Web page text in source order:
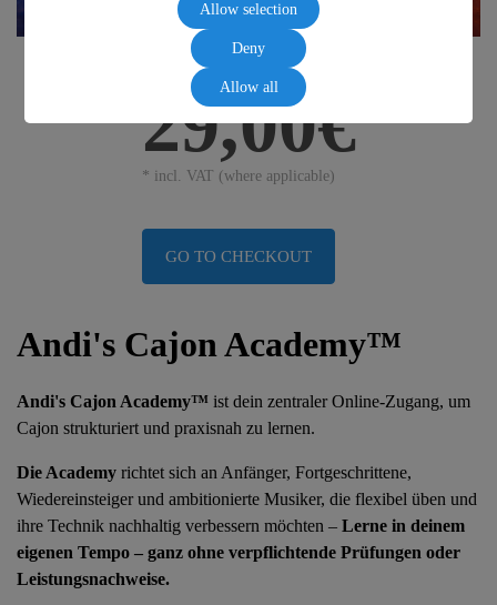
29,00€
* incl. VAT (where applicable)
GO TO CHECKOUT
Andi's Cajon Academy™
Andi's Cajon Academy™ ist dein zentraler Online-Zugang, um
Cajon strukturiert und praxisnah zu lernen.
Die Academy richtet sich an Anfänger, Fortgeschrittene,
Wiedereinsteiger und ambitionierte Musiker, die flexibel üben und
ihre Technik nachhaltig verbessern möchten – Lerne in deinem
eigenen Tempo – ganz ohne verpflichtende Prüfungen oder
Leistungsnachweise.
Allow selection
Deny
Allow all